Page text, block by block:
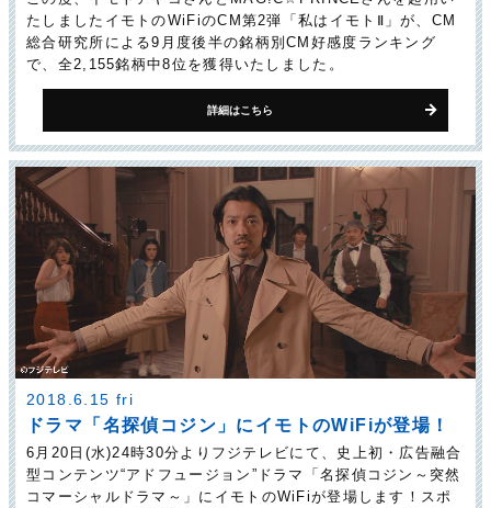
たしましたイモトのWiFiのCM第2弾「私はイモトⅡ」が、CM
総合研究所による9月度後半の銘柄別CM好感度ランキング
で、全2,155銘柄中8位を獲得いたしました。
詳細はこちら
2018.6.15 fri
ドラマ「名探偵コジン」に イモトのWiFiが登場！
6月20日(水)24時30分よりフジテレビにて、史上初・広告融合
型コンテンツ“アドフュージョン”ドラマ「名探偵コジン～突然
コマーシャルドラマ～」にイモトのWiFiが登場します！スポ